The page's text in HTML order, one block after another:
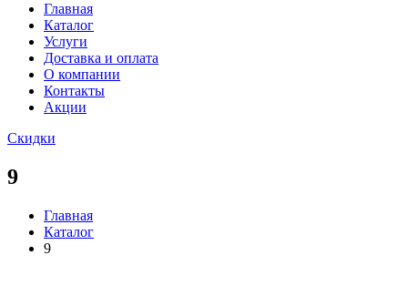
Главная
Каталог
Услуги
Доставка и оплата
О компании
Контакты
Акции
Скидки
9
Главная
Каталог
9